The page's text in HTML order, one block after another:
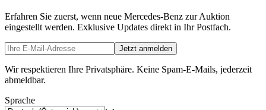
Erfahren Sie zuerst, wenn neue Mercedes-Benz zur Auktion
eingestellt werden. Exklusive Updates direkt in Ihr Postfach.
Jetzt anmelden
Wir respektieren Ihre Privatsphäre. Keine Spam-E-Mails, jederzeit
abmeldbar.
Sprache